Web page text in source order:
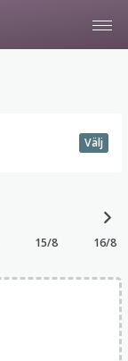
Välj
15/8 16/8